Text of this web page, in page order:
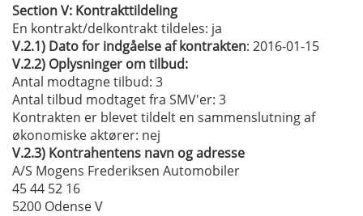
SectionV: Kontrakttildeling
En kontrakt/delkontrakt tildeles: ja
V.2.1) Dato for indgåelse af kontrakten: 2016-01-15
V.2.2) Oplysninger om tilbud:
Antal modtagne tilbud: 3
Antal tilbud modtaget fra SMV'er: 3
Kontrakten er blevet tildelt en sammenslutning af
økonomiske aktører: nej
V.2.3) Kontrahentens navn og adresse
A/S Mogens Frederiksen Automobiler
45 44 52 16
5200 Odense V